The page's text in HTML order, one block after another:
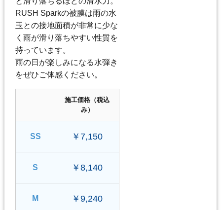
RUSH Sparkの被膜は雨の水
玉との接地面積が非常に少な
く雨が滑り落ちやすい性質を
持っています。
雨の日が楽しみになる水弾き
をぜひご体感ください。
施工価格（税込
み）
SS ￥7,150
S ￥8,140
M ￥9,240